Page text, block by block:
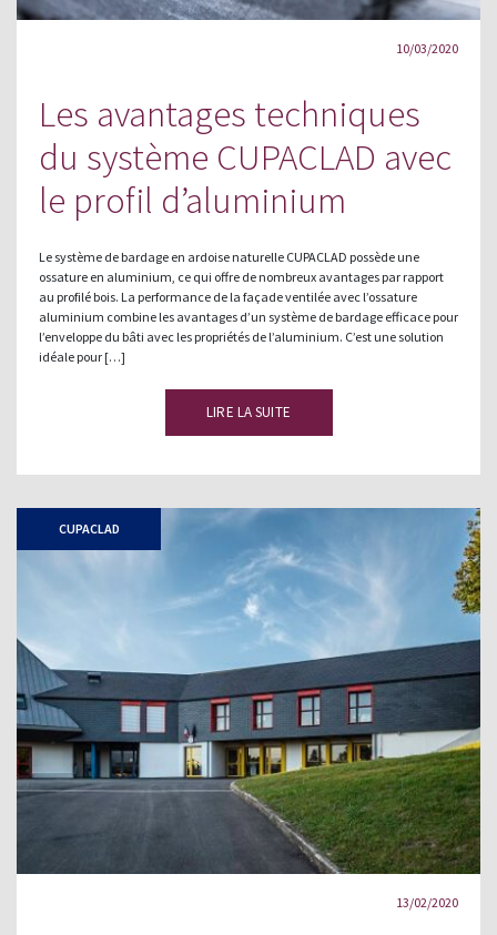
10/03/2020
Les avantages techniques
du système CUPACLAD avec
le profil d’aluminium
Le système de bardage en ardoise naturelle CUPACLAD possède une
ossature en aluminium, ce qui offre de nombreux avantages par rapport
au profilé bois. La performance de la façade ventilée avec l’ossature
aluminium combine les avantages d’un système de bardage efficace pour
l’enveloppe du bâti avec les propriétés de l’aluminium. C’est une solution
idéale pour […]
LIRE LA SUITE
CUPACLAD
13/02/2020